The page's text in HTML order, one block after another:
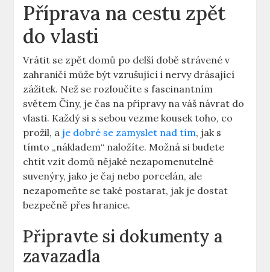
Příprava na cestu zpět
do⁤ vlasti
Vrátit se zpět domů po delší době ⁢strávené v⁤
zahraničí může být vzrušující i nervy drásající
zážitek. Než se rozloučíte s fascinantním
světem Číny, je čas ⁢na přípravy na váš ‍návrat⁤ do​
vlasti.⁤ Každý si s ⁢sebou vezme kousek toho, co
prožil, a ‌ je dobré se zamyslet nad tím, jak⁣ s
tímto „nákladem“ naložíte. Možná si ⁤budete
chtít vzít domů ⁢nějaké nezapomenutelné
suvenýry, jako je čaj nebo porcelán, ale
nezapomeňte ⁢se ​také postarat, jak je dostat
bezpečně ‍přes hranice.
Připravte si dokumenty a
zavazadla